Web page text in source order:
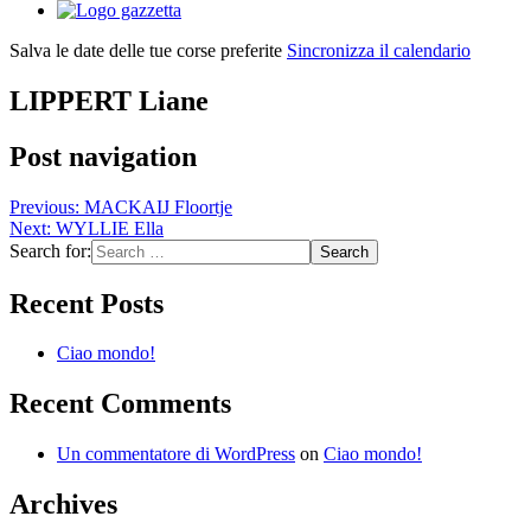
Salva le date delle tue corse preferite Sincronizza il calendario
LIPPERT Liane
Post navigation
Previous: MACKAIJ Floortje
Next: WYLLIE Ella
Search for:
Recent Posts
Ciao mondo!
Recent Comments
Un commentatore di WordPress on Ciao mondo!
Archives